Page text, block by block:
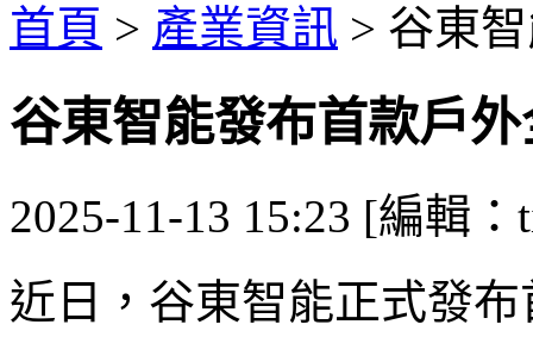
首頁 > 產業資訊 > 谷東
谷東智能發布首款戶
2025-11-13 15:23 [編輯：
近日，谷東智能正式發